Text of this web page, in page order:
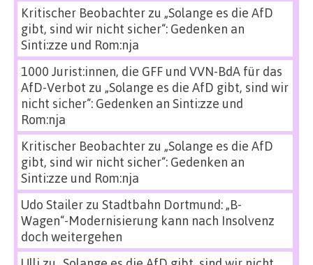
Kritischer Beobachterzu „Solange es die AfD
gibt, sind wir nicht sicher“: Gedenken an
Sinti:zze und Rom:nja
1000 Jurist:innen, die GFF und VVN-BdA für das
AfD-Verbot zu „Solange es die AfD gibt, sind wir
nicht sicher“: Gedenken an Sinti:zze und
Rom:nja
Kritischer Beobachterzu „Solange es die AfD
gibt, sind wir nicht sicher“: Gedenken an
Sinti:zze und Rom:nja
Udo Stailerzu Stadtbahn Dortmund: „B-
Wagen“-Modernisierung kann nach Insolvenz
doch weitergehen